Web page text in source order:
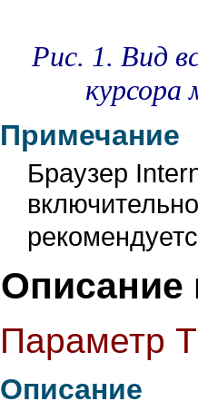
Рис. 1. Вид
Примечание
Браузер
Описание
Параметр
Описание